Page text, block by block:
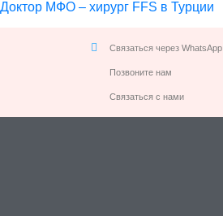
Доктор МФО – хирург FFS в Турции
Связаться через WhatsApp
Позвоните нам
Связаться с нами